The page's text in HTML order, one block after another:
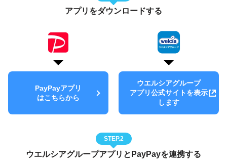
アプリをダウンロードする
PayPayアプリ
はこちらから
ウエルシアグループ
アプリ公式サイトを表示
します
STEP.2
ウエルシアグループアプリとPayPayを連携する